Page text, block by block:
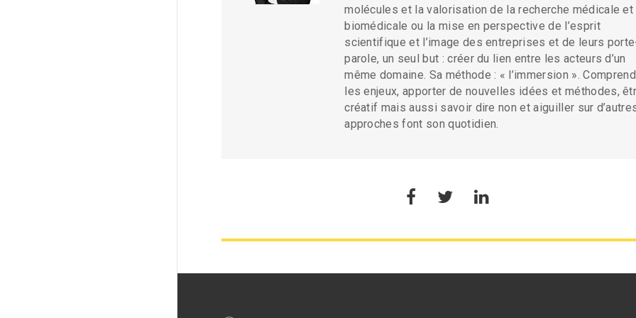
molécules et la valorisation de la recherche médicale et
biomédicale ou la mise en perspective de l’esprit
scientifique et l’image des entreprises et de leurs
parole, un seul but : créer du lien entre les acteurs d’un
même domaine. Sa méthode : « l’immersion ».
les enjeux, apporter de nouvelles idées et méthodes,
créatif mais aussi savoir dire non et aiguiller sur
approches font son quotidien.